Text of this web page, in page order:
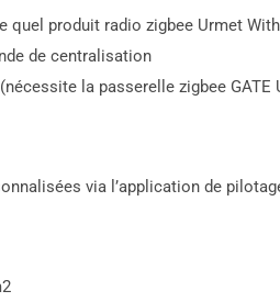
quel produit radio zigbee Urmet
de centralisation
la passerelle zigbee GATE
via l’application de